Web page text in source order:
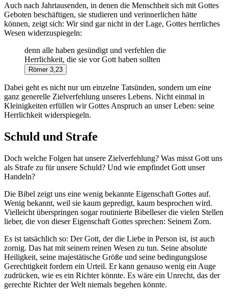
Auch nach Jahrtausenden, in denen die Menschheit sich mit Gottes
Geboten beschäftigen, sie studieren und verinnerlichen hätte
können, zeigt sich: Wir sind gar nicht in der Lage, Gottes herrliches
Wesen widerzuspiegeln:
denn alle haben gesündigt und verfehlen die
Herrlichkeit, die sie vor Gott haben sollten
Römer 3,23
Dabei geht es nicht nur um einzelne Tatsünden, sondern um eine
ganz generelle Zielverfehlung unseres Lebens. Nicht einmal in
Kleinigkeiten erfüllen wir Gottes Anspruch an unser Leben: seine
Herrlichkeit widerspiegeln.
Schuld und Strafe
Doch welche Folgen hat unsere Zielverfehlung? Was misst Gott uns
als Strafe zu für unsere Schuld? Und wie empfindet Gott unser
Handeln?
Die Bibel zeigt uns eine wenig bekannte Eigenschaft Gottes auf.
Wenig bekannt, weil sie kaum gepredigt, kaum besprochen wird.
Vielleicht überspringen sogar routinierte Bibelleser die vielen Stellen
lieber, die von dieser Eigenschaft Gottes sprechen: Seinem Zorn.
Es ist tatsächlich so: Der Gott, der die Liebe in Person ist, ist auch
zornig. Das hat mit seinem reinen Wesen zu tun. Seine absolute
Heiligkeit, seine majestätische Größe und seine bedingungslose
Gerechtigkeit fordern ein Urteil. Er kann genauso wenig ein Auge
zudrücken, wie es ein Richter könnte. Es wäre ein Unrecht, das der
gerechte Richter der Welt niemals begehen könnte.